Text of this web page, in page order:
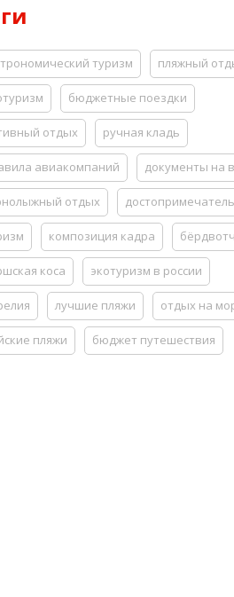
туризм пляжный
бюджетные поездки
отдых ручная кладь
авиакомпаний документы на
отдых
композиция кадра
коса экотуризм в россии
лучшие пляжи отдых на
пляжи бюджет путешествия